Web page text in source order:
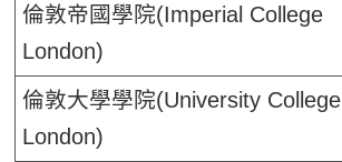
倫敦帝國學院(Imperial College
London)
倫敦大學學院(University College
London)